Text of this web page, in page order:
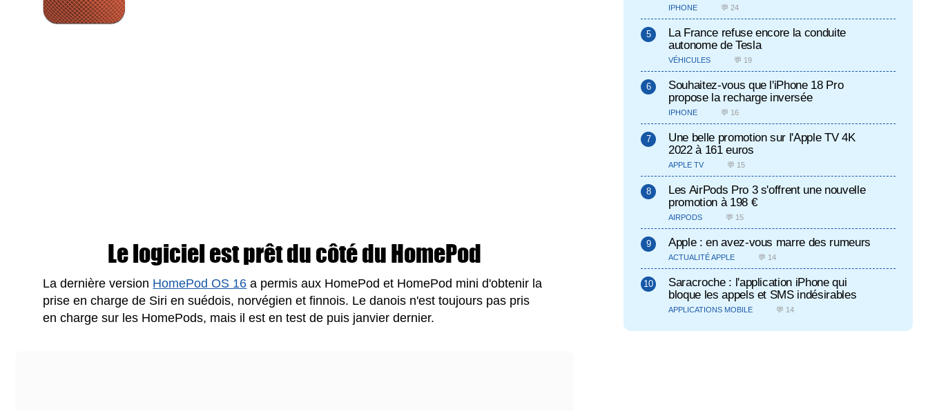
Le logiciel est prêt du côté du HomePod
La dernière version HomePod OS 16 a permis aux HomePod et HomePod mini d'obtenir la
prise en charge de Siri en suédois, norvégien et finnois. Le danois n'est toujours pas pris
en charge sur les HomePods, mais il est en test de puis janvier dernier.
IPHONE 💬 24
La France refuse encore la conduite
autonome de Tesla
VÉHICULES 💬 19
Souhaitez-vous que l'iPhone 18 Pro
propose la recharge inversée
IPHONE 💬 16
Une belle promotion sur l'Apple TV 4K
2022 à 161 euros
APPLE TV 💬 15
Les AirPods Pro 3 s'offrent une nouvelle
promotion à 198 €
AIRPODS 💬 15
Apple : en avez-vous marre des rumeurs
ACTUALITÉ APPLE 💬 14
Saracroche : l'application iPhone qui
bloque les appels et SMS indésirables
APPLICATIONS MOBILE 💬 14